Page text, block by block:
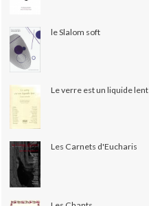
le Slalom soft
Le verre est un liquide lent
Les Carnets d'Eucharis